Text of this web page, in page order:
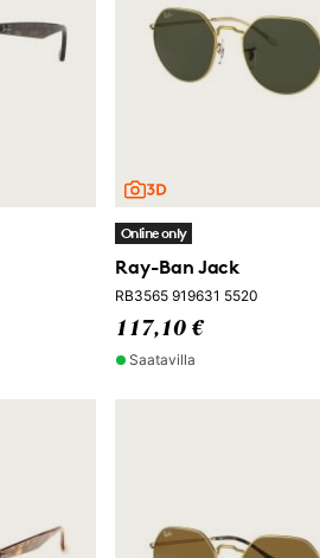
Online only
Ray-Ban Jack
RB3565 919631 5520
117,10 €
Saatavilla